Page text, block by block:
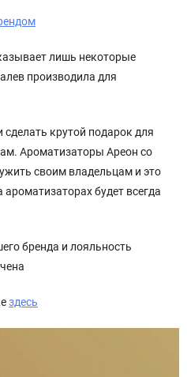
лишь некоторые
производила для
крутой подарок для
Ароматизаторы Ареон со
своим владельцам и это
будет всегда
бренда и лояльность
здесь